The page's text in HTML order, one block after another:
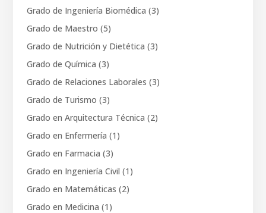
Grado de Ingeniería Biomédica (3)
Grado de Maestro (5)
Grado de Nutrición y Dietética (3)
Grado de Química (3)
Grado de Relaciones Laborales (3)
Grado de Turismo (3)
Grado en Arquitectura Técnica (2)
Grado en Enfermería (1)
Grado en Farmacia (3)
Grado en Ingeniería Civil (1)
Grado en Matemáticas (2)
Grado en Medicina (1)